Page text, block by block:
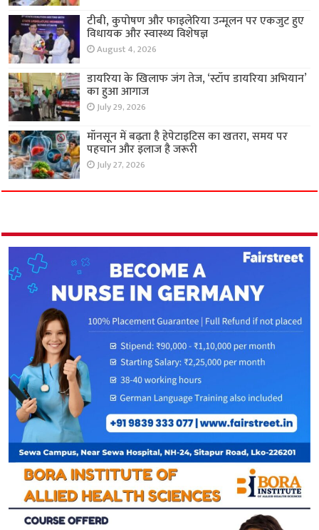
टीबी, कुपोषण और फाइलेरिया उन्मूलन पर एकजुट हुए
विधायक और स्वास्थ्य विशेषज्ञ
August 4, 2026
डायरिया के खिलाफ जंग तेज, ‘स्टॉप डायरिया अभियान’
का हुआ आगाज
July 29, 2026
मॉनसून में बढ़ता है हेपेटाइटिस का खतरा, समय पर
पहचान और इलाज है जरूरी
July 27, 2026